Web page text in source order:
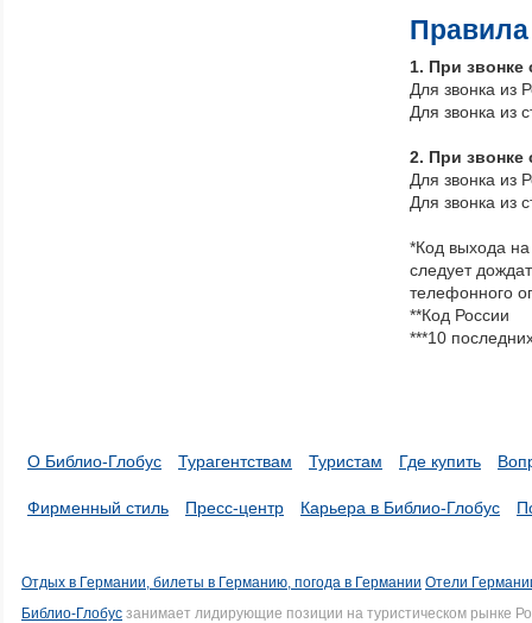
Правила
1. При звонке
Для звонка из
Для звонка из
2. При звонке
Для звонка из
Для звонка из
*Код выхода
следует
телефонного
**Код России
***10
О Библио-Глобус Турагентствам Туристам Где купить
Фирменный стиль Пресс-центр Карьера в Библио-Глобус
Отдых в Германии, билеты в Германию, погода в Германии Отели
Библио-Глобус занимает лидирующие позиции на туристическом рынке